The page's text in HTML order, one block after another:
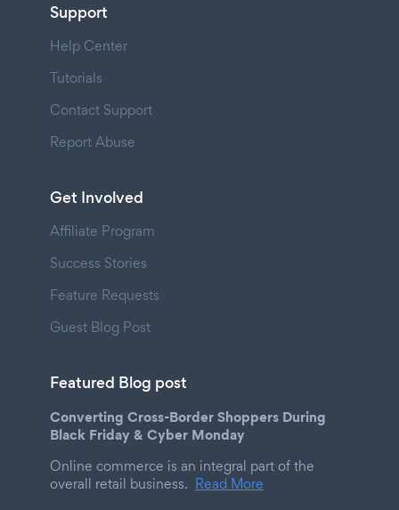
Support
Help Center
Tutorials
Contact Support
Report Abuse
Get Involved
Affiliate Program
Success Stories
Feature Requests
Guest Blog Post
Featured Blog post
Converting Cross-Border Shoppers During
Black Friday & Cyber Monday
Online commerce is an integral part of the
overall retail business. Read More